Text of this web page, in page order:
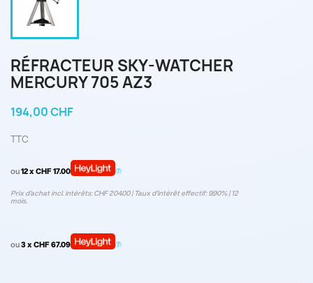
RÉFRACTEUR SKY-WATCHER
MERCURY 705 AZ3
194,00 CHF
TTC
ou12 x CHF 17.00
Prix d’achat incl. intérêts: CHF 204.00 | Taux d‘intérêt effectif: 9.90% | 12
mois.
ou3 x CHF 67.09